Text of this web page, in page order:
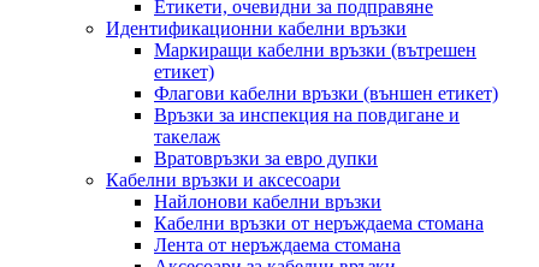
Етикети, очевидни за подправяне
Идентификационни кабелни връзки
Маркиращи кабелни връзки (вътрешен
етикет)
Флагови кабелни връзки (външен етикет)
Връзки за инспекция на повдигане и
такелаж
Вратовръзки за евро дупки
Кабелни връзки и аксесоари
Найлонови кабелни връзки
Кабелни връзки от неръждаема стомана
Лента от неръждаема стомана